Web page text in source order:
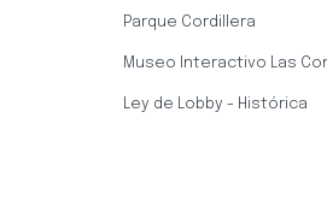
Parque Cordillera
Museo Interactivo Las
Ley de Lobby - Histórica